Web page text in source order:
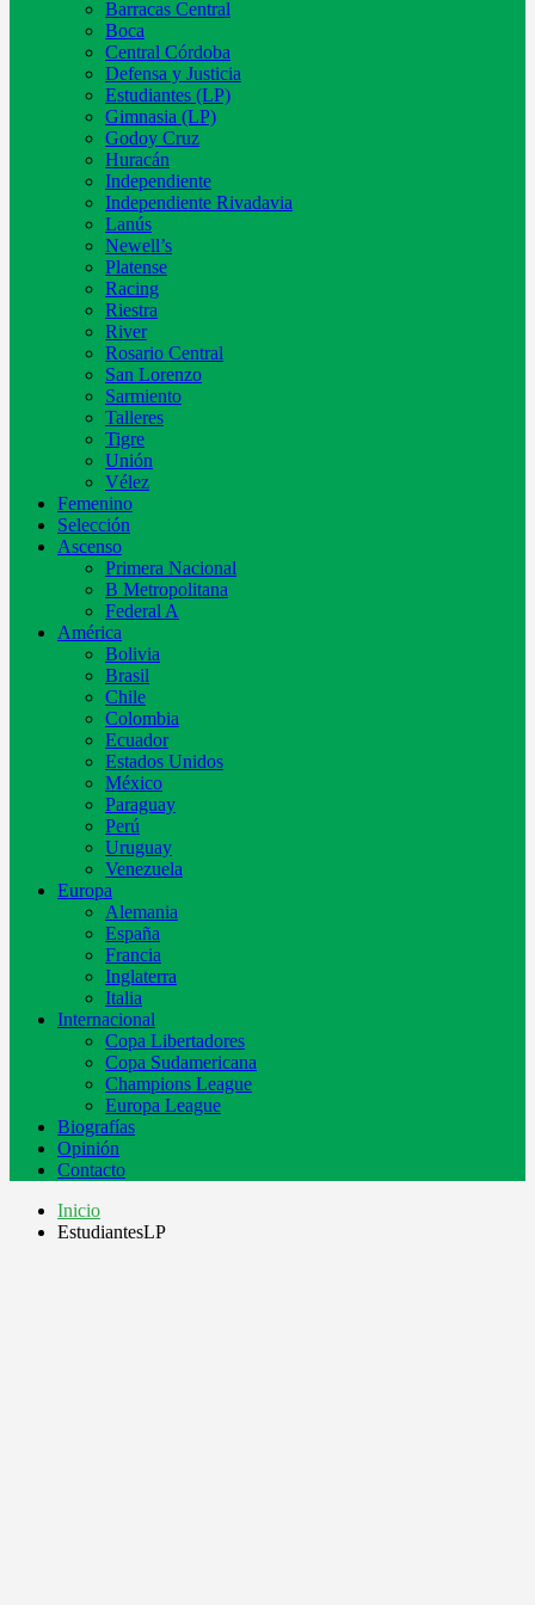
Barracas Central
Boca
Central Córdoba
Defensa y Justicia
Estudiantes (LP)
Gimnasia (LP)
Godoy Cruz
Huracán
Independiente
Independiente Rivadavia
Lanús
Newell’s
Platense
Racing
Riestra
River
Rosario Central
San Lorenzo
Sarmiento
Talleres
Tigre
Unión
Vélez
Femenino
Selección
Ascenso
Primera Nacional
B Metropolitana
Federal A
América
Bolivia
Brasil
Chile
Colombia
Ecuador
Estados Unidos
México
Paraguay
Perú
Uruguay
Venezuela
Europa
Alemania
España
Francia
Inglaterra
Italia
Internacional
Copa Libertadores
Copa Sudamericana
Champions League
Europa League
Biografías
Opinión
Contacto
Inicio
EstudiantesLP